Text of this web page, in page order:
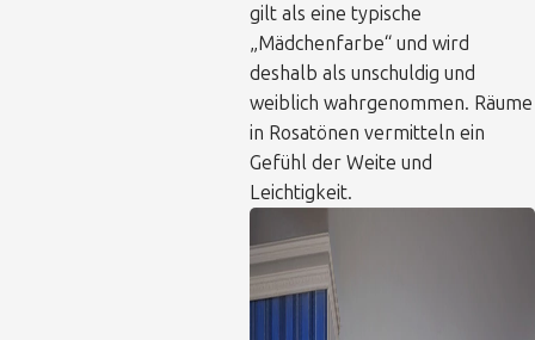
gilt als eine typische
„Mädchenfarbe“ und wird
deshalb als unschuldig und
weiblich wahrgenommen. Räume
in Rosatönen vermitteln ein
Gefühl der Weite und
Leichtigkeit.